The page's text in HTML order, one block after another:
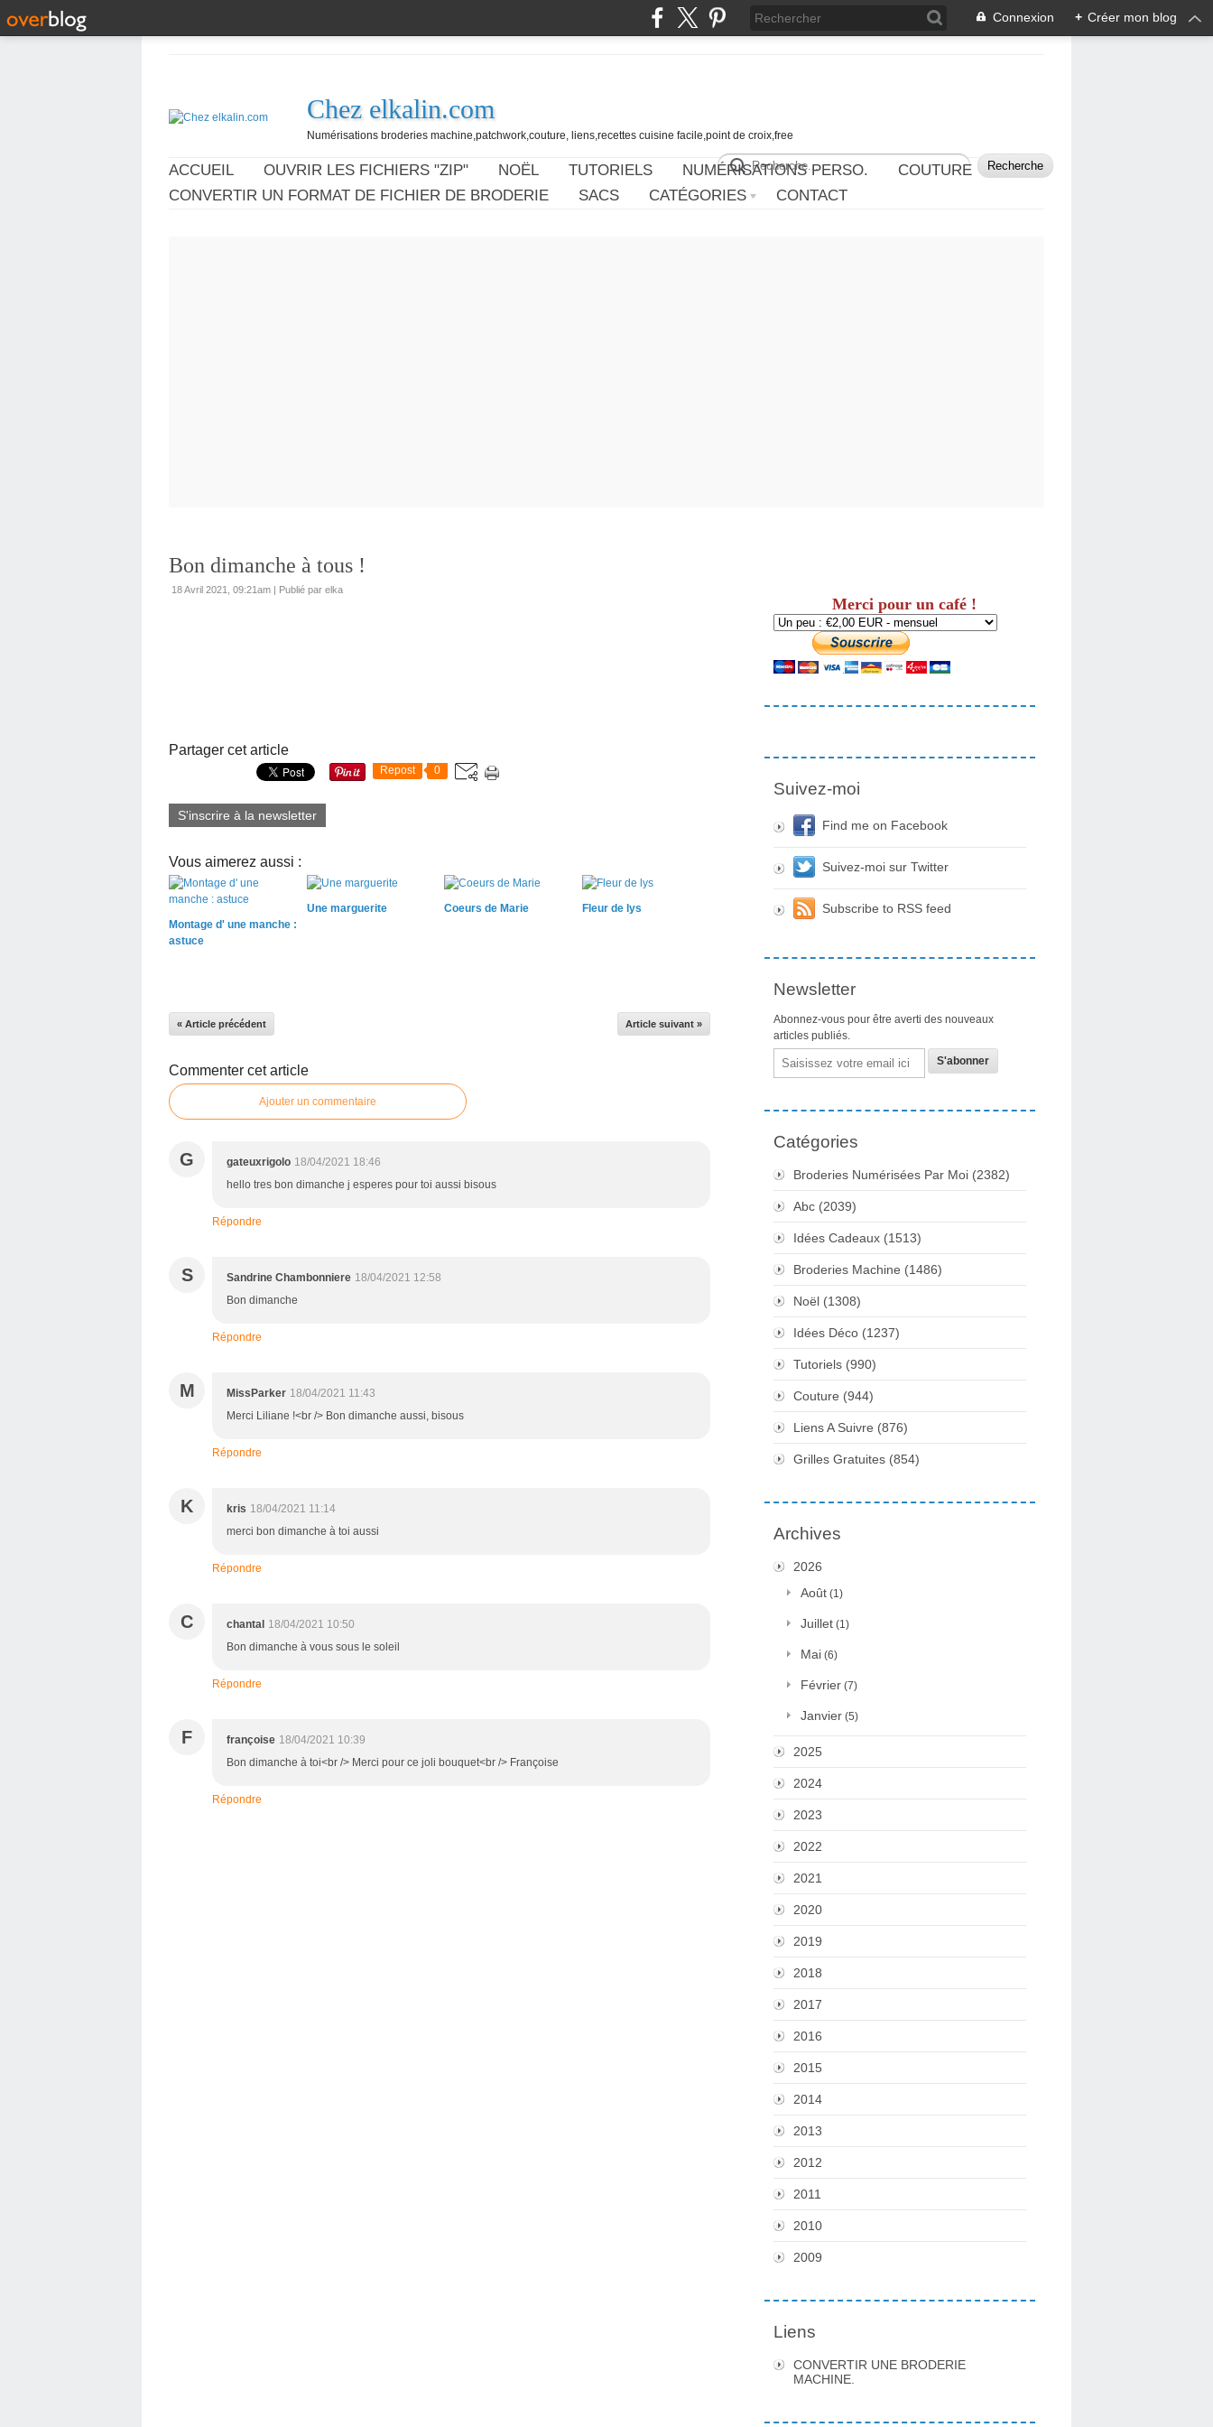
Connexion + Créer mon blog
Chez elkalin.com
Numérisations broderies machine,patchwork,couture, liens,recettes cuisine facile,point de croix,free
ACCUEIL OUVRIR LES FICHIERS "ZIP" NOËL TUTORIELS NUMÉRISATIONS PERSO.
COUTURE
CONVERTIR UN FORMAT DE FICHIER DE BRODERIE
SACS CATÉGORIES CONTACT
Bon dimanche à tous !
18 Avril 2021, 09:21am | Publié par elka
Partager cet article
Repost 0
S'inscrire à la newsletter
Vous aimerez aussi :
Montage d' une manche :
astuce
Une marguerite Coeurs de Marie Fleur de lys
« Article précédent Article suivant »
Commenter cet article
Ajouter un commentaire
G gateuxrigolo 18/04/2021 18:46
hello tres bon dimanche j esperes pour toi aussi bisous
Répondre
S Sandrine Chambonniere 18/04/2021 12:58
Bon dimanche
Répondre
M MissParker 18/04/2021 11:43
Merci Liliane !<br /> Bon dimanche aussi, bisous
Répondre
K kris 18/04/2021 11:14
merci bon dimanche à toi aussi
Répondre
C chantal 18/04/2021 10:50
Bon dimanche à vous sous le soleil
Répondre
F françoise 18/04/2021 10:39
Bon dimanche à toi<br /> Merci pour ce joli bouquet<br /> Françoise
Répondre
Merci pour un café !
Suivez-moi
Find me on Facebook
Suivez-moi sur Twitter
Subscribe to RSS feed
Newsletter
Abonnez-vous pour être averti des nouveaux
articles publiés.
Email
Catégories
Broderies Numérisées Par Moi (2382)
Abc (2039)
Idées Cadeaux (1513)
Broderies Machine (1486)
Noël (1308)
Idées Déco (1237)
Tutoriels (990)
Couture (944)
Liens A Suivre (876)
Grilles Gratuites (854)
Archives
2026
Août (1)
Juillet (1)
Mai (6)
Février (7)
Janvier (5)
2025
2024
2023
2022
2021
2020
2019
2018
2017
2016
2015
2014
2013
2012
2011
2010
2009
Liens
CONVERTIR UNE BRODERIE
MACHINE.